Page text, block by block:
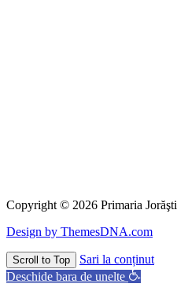
Copyright © 2026 Primaria Jorăşti
Design by ThemesDNA.com
Scroll to Top
Sari la conținut
Deschide bara de unelte